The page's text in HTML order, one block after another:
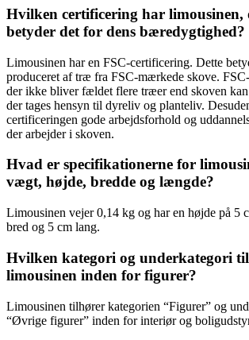
Hvilken certificering har limousinen,
betyder det for dens bæredygtighed?
Limousinen har en FSC-certificering. Dette
produceret af træ fra FSC-mærkede skove.
der ikke bliver fældet flere træer end skoven kan
der tages hensyn til dyreliv og planteliv.
certificeringen gode arbejdsforhold og
der arbejder i skoven.
Hvad er specifikationerne for
vægt, højde, bredde og længde?
Limousinen vejer 0,14 kg og har en højde på 5
bred og 5 cm lang.
Hvilken kategori og underkategori
limousinen inden for figurer?
Limousinen tilhører kategorien “Figurer” og
“Øvrige figurer” inden for interiør og